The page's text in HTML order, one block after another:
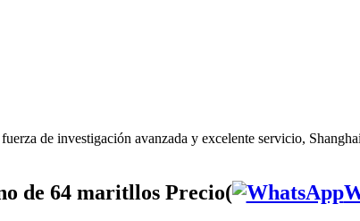
de investigación avanzada y excelente servicio,
de 64 maritllos Precio(